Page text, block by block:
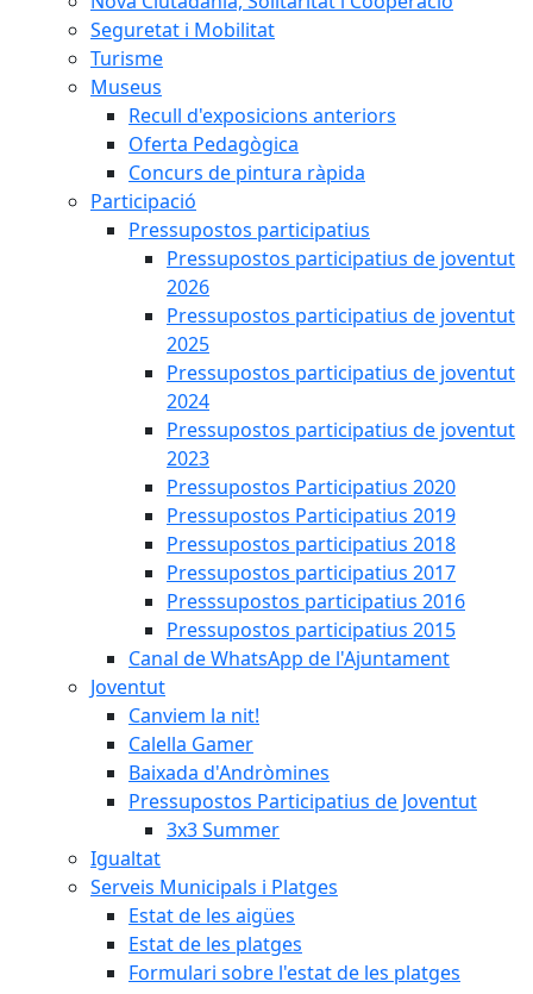
Seguretat i Mobilitat
Turisme
Museus
Recull d'exposicions anteriors
Oferta Pedagògica
Concurs de pintura ràpida
Participació
Pressupostos participatius
Pressupostos participatius de joventut
2026
Pressupostos participatius de joventut
2025
Pressupostos participatius de joventut
2024
Pressupostos participatius de joventut
2023
Pressupostos Participatius 2020
Pressupostos Participatius 2019
Pressupostos participatius 2018
Pressupostos participatius 2017
Presssupostos participatius 2016
Pressupostos participatius 2015
Canal de WhatsApp de l'Ajuntament
Joventut
Canviem la nit!
Calella Gamer
Baixada d'Andròmines
Pressupostos Participatius de Joventut
3x3 Summer
Igualtat
Serveis Municipals i Platges
Estat de les aigües
Estat de les platges
Formulari sobre l'estat de les platges